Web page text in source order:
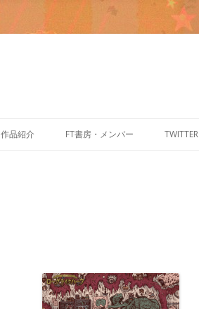
ン
テ
作品紹介 FT書房・メンバー TWITTER